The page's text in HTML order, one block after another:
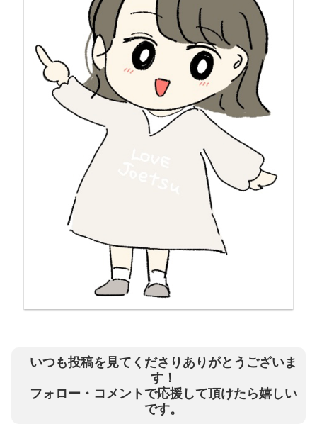
いつも投稿を見てくださりありがとうございま
す！
フォロー・コメントで応援して頂けたら嬉しい
です。